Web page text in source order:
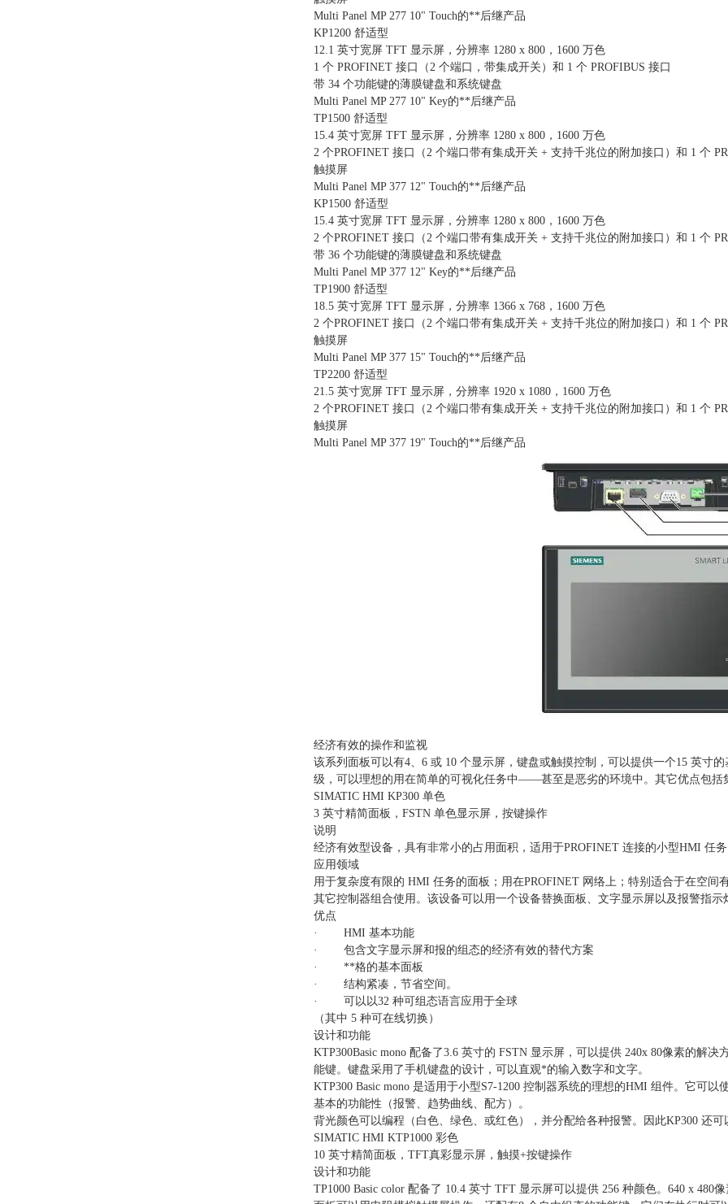
Multi Panel MP 277 10" Touch的**后继产品
KP1200 舒适型
12.1 英寸宽屏 TFT 显示屏，分辨率 1280 x 800，1600 万色
1 个 PROFINET 接口（2 个端口，带集成开关）和 1 个 PROFIBUS 接口
带 34 个功能键的薄膜键盘和系统键盘
Multi Panel MP 277 10" Key的**后继产品
TP1500 舒适型
15.4 英寸宽屏 TFT 显示屏，分辨率 1280 x 800，1600 万色
2 个PROFINET 接口（2 个端口带有集成开关 + 支持千兆位的附加接口）和 1 个
触摸屏
Multi Panel MP 377 12" Touch的**后继产品
KP1500 舒适型
15.4 英寸宽屏 TFT 显示屏，分辨率 1280 x 800，1600 万色
2 个PROFINET 接口（2 个端口带有集成开关 + 支持千兆位的附加接口）和 1 个
带 36 个功能键的薄膜键盘和系统键盘
Multi Panel MP 377 12" Key的**后继产品
TP1900 舒适型
18.5 英寸宽屏 TFT 显示屏，分辨率 1366 x 768，1600 万色
2 个PROFINET 接口（2 个端口带有集成开关 + 支持千兆位的附加接口）和 1 个
触摸屏
Multi Panel MP 377 15" Touch的**后继产品
TP2200 舒适型
21.5 英寸宽屏 TFT 显示屏，分辨率 1920 x 1080，1600 万色
2 个PROFINET 接口（2 个端口带有集成开关 + 支持千兆位的附加接口）和 1 个
触摸屏
Multi Panel MP 377 19" Touch的**后继产品
经济有效的操作和监视
该系列面板可以有4、6 或 10 个显示屏，键盘或触摸控制，可以提供一个15 英寸
级，可以理想的用在简单的可视化任务中——甚至是恶劣的环境中。其它优点包括
SIMATIC HMI KP300 单色
3 英寸精简面板，FSTN 单色显示屏，按键操作
说明
经济有效型设备，具有非常小的占用面积，适用于PROFINET 连接的小型HMI 任
应用领域
用于复杂度有限的 HMI 任务的面板；用在PROFINET 网络上；特别适合于在空间
其它控制器组合使用。该设备可以用一个设备替换面板、文字显示屏以及报警指示
优点
· HMI 基本功能
· 包含文字显示屏和报的组态的经济有效的替代方案
· **格的基本面板
· 结构紧凑，节省空间。
· 可以以32 种可组态语言应用于全球
（其中 5 种可在线切换）
设计和功能
KTP300Basic mono 配备了3.6 英寸的 FSTN 显示屏，可以提供 240x 80像素的解
能键。键盘采用了手机键盘的设计，可以直观*的输入数字和文字。
KTP300 Basic mono 是适用于小型S7-1200 控制器系统的理想的HMI 组件。它可
基本的功能性（报警、趋势曲线、配方）。
背光颜色可以编程（白色、绿色、或红色），并分配给各种报警。因此KP300 还
SIMATIC HMI KTP1000 彩色
10 英寸精简面板，TFT真彩显示屏，触摸+按键操作
设计和功能
TP1000 Basic color 配备了 10.4 英寸 TFT 显示屏可以提供 256 种颜色。640 x